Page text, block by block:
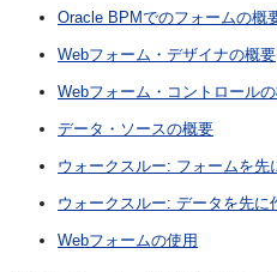
Oracle BPMでのフォームの概
Webフォーム・デザイナの概要
Webフォーム・コントロール
データ・ソースの概要
ウォークスルー: フォームを
ウォークスルー: データを先
Webフォームの使用